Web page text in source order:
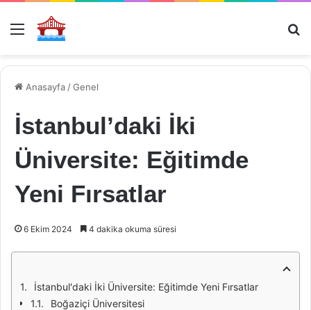
Menü
Anasayfa /Genel
İstanbul’daki İki
Üniversite: Eğitimde
Yeni Fırsatlar
6 Ekim 2024 4 dakika okuma süresi
İstanbul'daki İki Üniversite: Eğitimde Yeni Fırsatlar
Boğaziçi Üniversitesi